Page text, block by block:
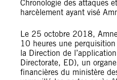
Chronologie des attaques
harcèlement ayant visé
Le 25 octobre 2018,
10 heures une
la Direction de
Directorate, ED), un
financières du ministère